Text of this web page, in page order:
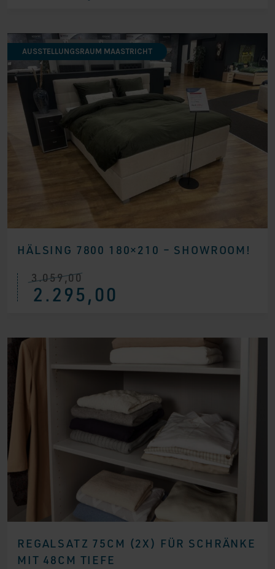
HÄLSING 7800 180×210 – SHOWROOM!
AUSSTELLUNGSRAUM MAASTRICHT
3.059,00
Ursprünglicher
Preis
war:
2.295,00
Aktueller
Preis
ist:
REGALSATZ 75CM (2X) FÜR SCHRÄNKE
MIT 48CM TIEFE